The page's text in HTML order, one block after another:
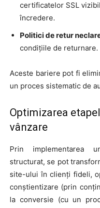
certificatelor SSL
încredere.
Politici de retur
condițiile de returnare.
Aceste bariere pot fi
un proces sistematic de
Optimizarea
vânzare
Prin implementarea
structurat, se pot
site-ului în clienți fideli,
conștientizare (prin
la conversie (cu un